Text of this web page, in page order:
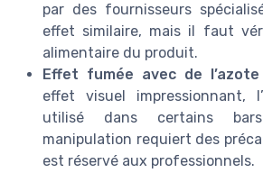
par des fournisseurs
effet similaire, mais il faut
alimentaire du produit.
Effet fumée avec de l’azote
effet visuel impressionnant,
utilisé dans certains
manipulation requiert des
est réservé aux professionnels.